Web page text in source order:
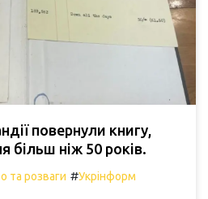
повернули книгу,
більш ніж 50 років.
та розваги #Укрінформ